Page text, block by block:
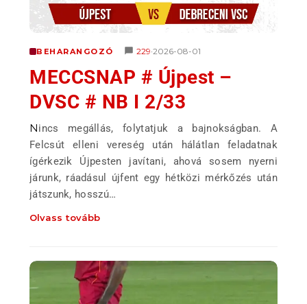
BEHARANGOZÓ
MECCSNAP # Újpest –
DVSC # NB I 2/33
229•2026-08-01
Nincs megállás, folytatjuk a bajnokságban. A
Felcsút elleni vereség után hálátlan feladatnak
ígérkezik Újpesten javítani, ahová sosem nyerni
járunk, ráadásul újfent egy hétközi mérkőzés után
játszunk, hosszú…
Olvass tovább